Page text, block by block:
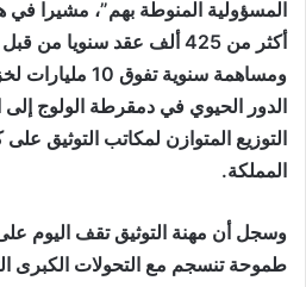
المسؤولية المنوطة بهم”، مشيرا في
ومساهمة سنوية
الدور الحيوي في دمقرطة الولوج إلى
التوزيع المتوازن لمكاتب التوثيق
المملكة.
وسجل أن مهنة التوثيق تقف اليوم
طموحة تنسجم مع التحولات الكبرى